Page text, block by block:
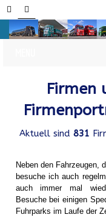
Firmen
Aktuell sind 831
Neben den Fahrzeugen,
besuche ich auch
auch immer mal
Besuche bei einigen
Fuhrparks im Laufe der